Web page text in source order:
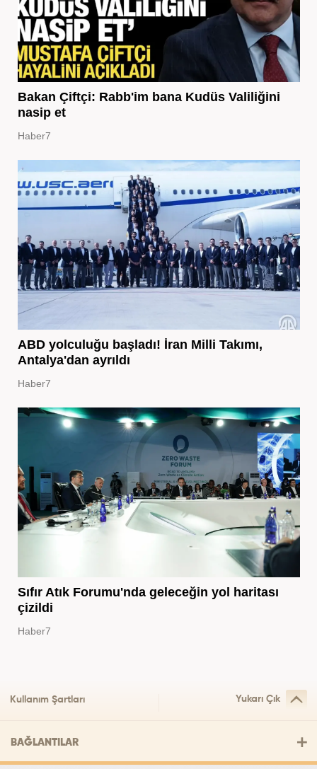
Bakan Çiftçi: Rabb'im bana Kudüs Valiliğini
nasip et
Haber7
ABD yolculuğu başladı! İran Milli Takımı,
Antalya'dan ayrıldı
Haber7
Sıfır Atık Forumu'nda geleceğin yol haritası
çizildi
Haber7
Kullanım Şartları Yukarı Çık
BAĞLANTILAR